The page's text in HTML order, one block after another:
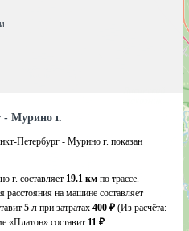
- Мурино г.
Петербург - Мурино г. показан
г. составляет 19.1 км по трассе.
на машине составляет
5 л при затратах 400 ₽ (Из расчёта:
«Платон» составит 11 ₽.